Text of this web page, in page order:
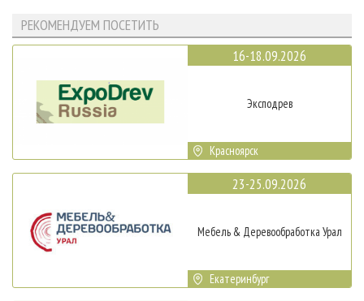
РЕКОМЕНДУЕМ ПОСЕТИТЬ
16-18.09.2026
Эксподрев
Красноярск
23-25.09.2026
Мебель & Деревообработка Урал
Екатеринбург